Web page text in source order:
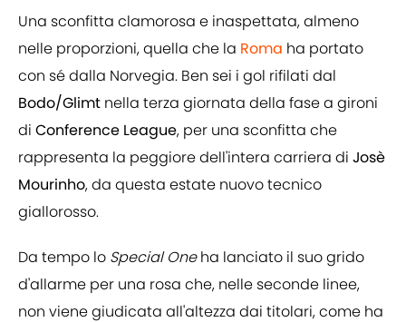
Una sconfitta clamorosa e inaspettata, almeno
nelle proporzioni, quella che la Roma ha portato
con sé dalla Norvegia. Ben sei i gol rifilati dal
Bodo/Glimt nella terza giornata della fase a gironi
di Conference League, per una sconfitta che
rappresenta la peggiore dell'intera carriera di Josè
Mourinho, da questa estate nuovo tecnico
giallorosso.
Da tempo lo Special Oneha lanciato il suo grido
d'allarme per una rosa che, nelle seconde linee,
non viene giudicata all'altezza dai titolari, come ha